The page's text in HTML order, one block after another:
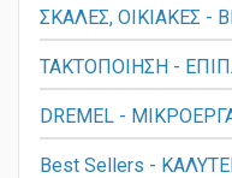
ΣΚΑΛΕΣ, ΟΙΚΙΑΚΕΣ -
ΤΑΚΤΟΠΟΙΗΣΗ -
DREMEL -
Best Sellers -